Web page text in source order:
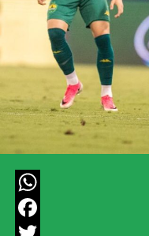
WhatsApp
Facebook